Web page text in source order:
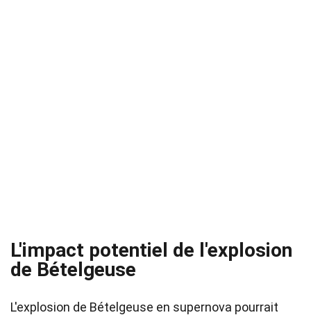
L'impact potentiel de l'explosion
de Bételgeuse
L'explosion de Bételgeuse en supernova pourrait